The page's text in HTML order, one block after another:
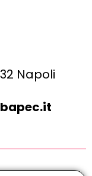
Napoli